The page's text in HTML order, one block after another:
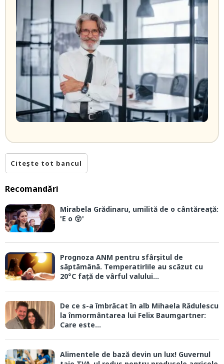
Citește tot bancul
Recomandări
Mirabela Grădinaru, umilită de o cântăreață:
'E o 😲'
Prognoza ANM pentru sfârșitul de
săptămână. Temperatirlile au scăzut cu
20°C față de vârful valului...
De ce s-a îmbrăcat în alb Mihaela Rădulescu
la înmormântarea lui Felix Baumgartner:
Care este...
Alimentele de bază devin un lux! Guvernul